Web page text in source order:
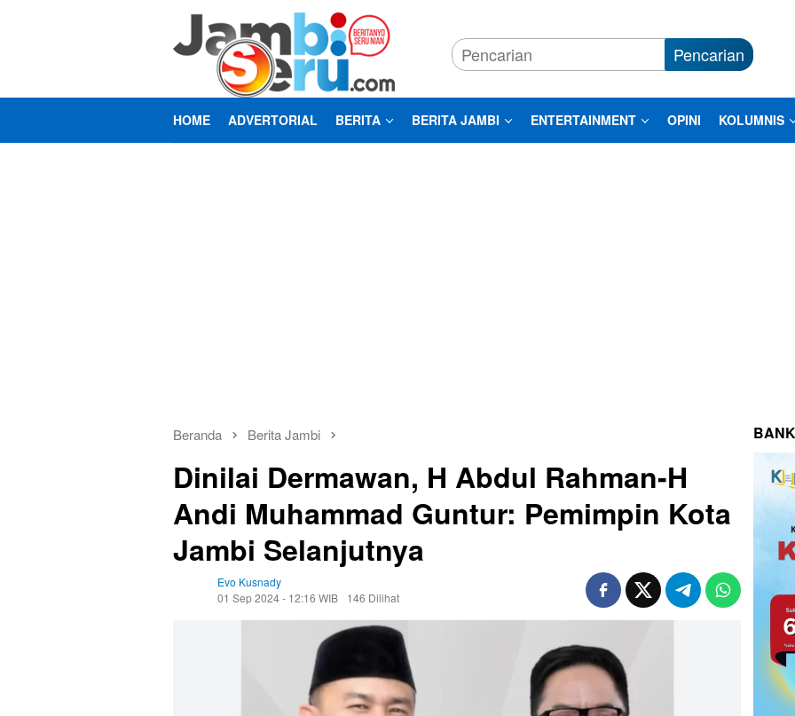
Pencarian
HOME ADVERTORIAL BERITA BERITA JAMBI ENTERTAINMENT OPINI KOLUMNIS
Beranda Berita Jambi
Dinilai Dermawan, H Abdul Rahman-H
Andi Muhammad Guntur: Pemimpin Kota
Jambi Selanjutnya
Evo Kusnady
01 Sep 2024 - 12:16 WIB
146 Dilihat